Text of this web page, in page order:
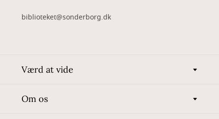
biblioteket@sonderborg.dk
Værd at vide
Om os